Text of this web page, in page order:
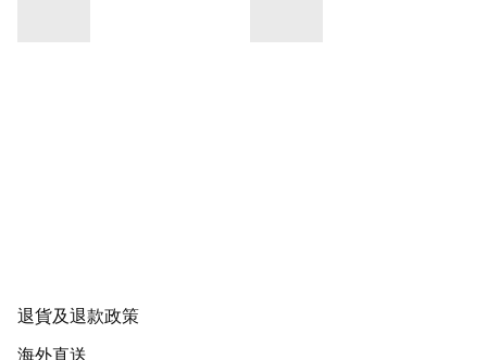
退貨及退款政策
海外直送